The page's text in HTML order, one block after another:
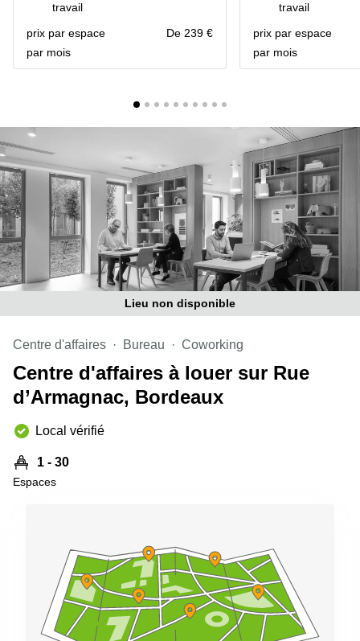
Coworking
Toulouse
Coworking
d'affaires
Lyon
Location
bureaux
Centre
d'affaires
Montpellier
travail
prix par espace
par mois
De 239 €
travail
prix par espace
par mois
Lieu non disponible
Centre d'affaires Bureau Coworking
Centre d'affaires à louer sur Rue
d’Armagnac, Bordeaux
Local vérifié
1 - 30
Espaces